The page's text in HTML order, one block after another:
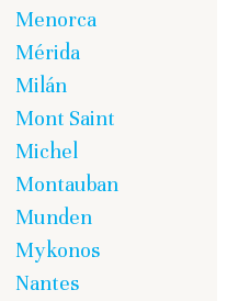
Menorca
Mérida
Milán
Mont Saint
Michel
Montauban
Munden
Mykonos
Nantes